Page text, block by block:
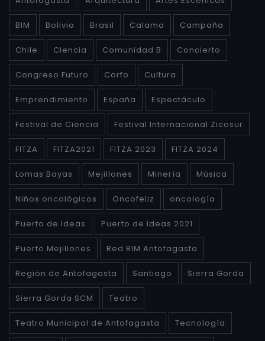
BIM Bolivia Brasil Calama Campaña
Chile CIencia Comunidad B Concierto
Congreso Futuro Corfo Cultura
Emprendimiento España Espectáculo
Festival de Ciencia Festival Internacional Zicosur
FITZA FITZA2021 FITZA 2023 FITZA 2024
Lomas Bayas Mejillones Minería Música
Niños oncológicos Oncofeliz oncología
Puerto de Ideas Puerto de Ideas 2021
Puerto Mejillones Red BIM Antofagasta
Región de Antofagasta Santiago Sierra Gorda
Sierra Gorda SCM Teatro
Teatro Municipal de Antofagasta Tecnología